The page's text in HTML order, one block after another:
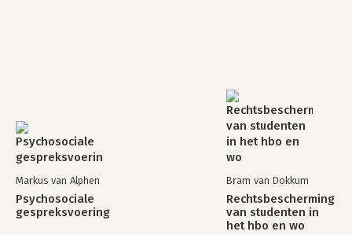
Markus van Alphen
Psychosociale
gespreksvoering
Bram van Dokkum
Rechtsbescherming
van studenten in
het hbo en wo